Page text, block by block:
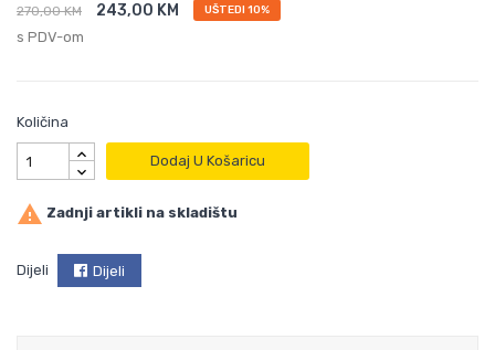
270,00 KM 243,00 KM UŠTEDI 10%
s PDV-om
Količina
Dodaj U Košaricu
 Zadnji artikli na skladištu
Dijeli Dijeli